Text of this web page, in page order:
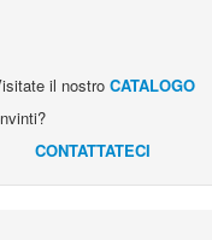
il nostro CATALOGO
CONTATTATECI